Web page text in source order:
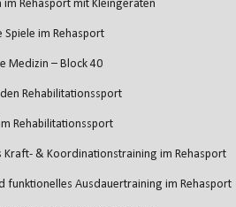
im Rehasport mit Kleingeräten
Spiele im Rehasport
Medizin – Block 40
Rehabilitationssport
Rehabilitationssport
Kraft- & Koordinationstraining im Rehasport
funktionelles Ausdauertraining im Rehasport